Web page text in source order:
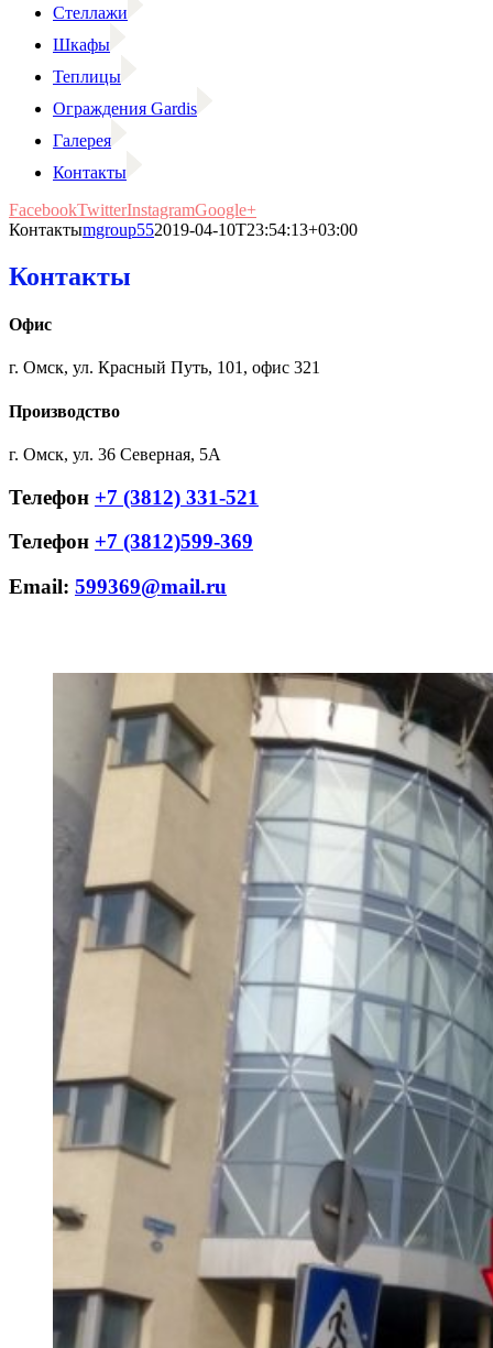
Стеллажи
Шкафы
Теплицы
Ограждения Gardis
Галерея
Контакты
FacebookTwitterInstagramGoogle+
Контактыmgroup552019-04-10T23:54:13+03:00
Контакты
Офис
г. Омск, ул. Красный Путь, 101, офис 321
Производство
г. Омск, ул. 36 Северная, 5А
Телефон +7 (3812) 331-521
Телефон +7 (3812)599-369
Email: 599369@mail.ru